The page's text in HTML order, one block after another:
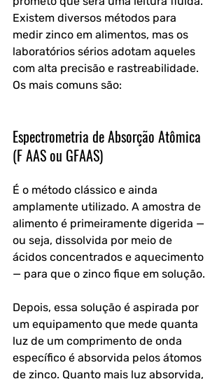
Existem diversos métodos para
medir zinco em alimentos, mas os
laboratórios sérios adotam aqueles
com alta precisão e rastreabilidade.
Os mais comuns são:
Espectrometria de Absorção Atômica
(F AAS ou GFAAS)
É o método clássico e ainda
amplamente utilizado. A amostra de
alimento é primeiramente digerida —
ou seja, dissolvida por meio de
ácidos concentrados e aquecimento
— para que o zinco fique em solução.
Depois, essa solução é aspirada por
um equipamento que mede quanta
luz de um comprimento de onda
específico é absorvida pelos átomos
de zinco. Quanto mais luz absorvida,